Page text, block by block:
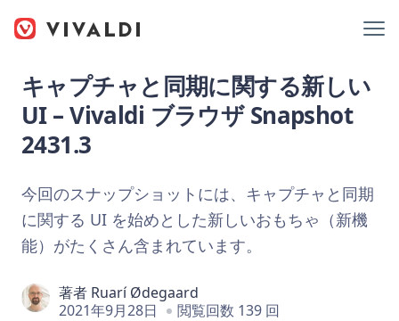
キャプチャと同期に関する新しい
UI – Vivaldi ブラウザ Snapshot
2431.3
今回のスナップショットには、キャプチャと同期
に関する UI を始めとした新しいおもちゃ（新機
能）がたくさん含まれています。
著者 Ruarí Ødegaard
2021年9月28日
閲覧回数 139 回